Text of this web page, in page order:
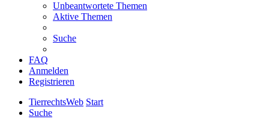
Unbeantwortete Themen
Aktive Themen
Suche
FAQ
Anmelden
Registrieren
TierrechtsWeb Start
Suche